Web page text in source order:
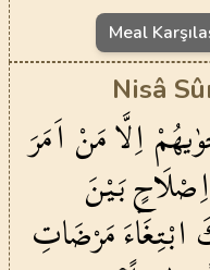
Meal
Nisâ
اِلَّامَنْ اَمَرَ
اِصْلَاحٍبَيْنَ
ابْتِغَٓاءَمَرْضَاتِ